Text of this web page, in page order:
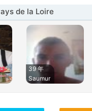
de la Loire
39 年
Saumur